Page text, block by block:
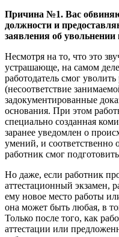
Причина №1. Вас
должности и
заявления об
Несмотря на то, что это
устрашающе, на самом
работодатель смог
(несоответствие
задокументированные
основания. При этом
специально созданная
заранее уведомлен о
умений, и соответственно
работник смог
Но даже, если работник
аттестационный экзамен,
ему новое место работы
она может быть любая, в
Только после того, как
аттестации или